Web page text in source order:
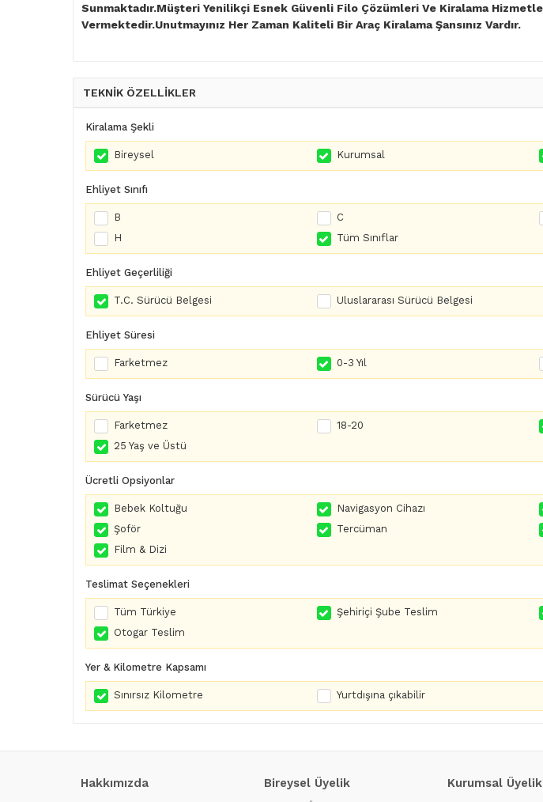
Sunmaktadır.Müşteri Yenilikçi Esnek Güvenli Filo Çözümleri Ve Kiralama
Vermektedir.Unutmayınız Her Zaman Kaliteli Bir Araç Kiralama Şansınız Vardır.
TEKNİK ÖZELLİKLER
Kiralama Şekli
Bireysel Kurumsal
Ehliyet Sınıfı
B C
H
Tüm Sınıflar
Ehliyet Geçerliliği
T.C. Sürücü Belgesi Uluslararası Sürücü Belgesi
Ehliyet Süresi
Farketmez 0-3 Yıl
Sürücü Yaşı
Farketmez 18-20
25 Yaş ve Üstü
Ücretli Opsiyonlar
Bebek Koltuğu Navigasyon Cihazı
Şoför
Tercüman
Film & Dizi
Teslimat Seçenekleri
Tüm Türkiye Şehiriçi Şube Teslim
Otogar Teslim
Yer & Kilometre Kapsamı
Sınırsız Kilometre Yurtdışına çıkabilir
Hakkımızda Bireysel Üyelik Kurumsal Üyelik